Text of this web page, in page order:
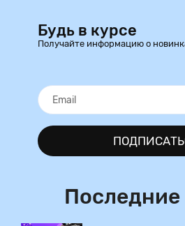
Будь в курсе
Получайте информацию о
Последние